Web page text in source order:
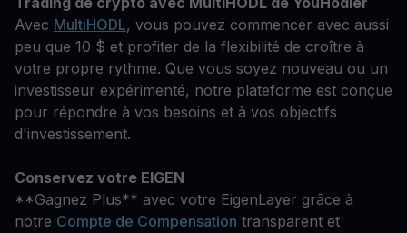
Avec MultiHODL, vous pouvez commencer avec aussi
peu que 10 $ et profiter de la flexibilité de croître à
votre propre rythme. Que vous soyez nouveau ou un
investisseur expérimenté, notre plateforme est conçue
pour répondre à vos besoins et à vos objectifs
d'investissement.
Conservez votre EIGEN
**Gagnez Plus** avec votre EigenLayer grâce à
notre Compte de Compensation transparent et